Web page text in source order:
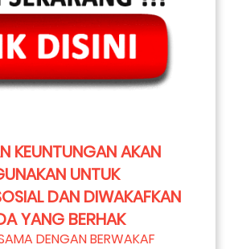
KEUNTUNGAN AKAN
UNTUK
DAN DIWAKAFKAN
YANG BERHAK
DENGAN BERWAKAF